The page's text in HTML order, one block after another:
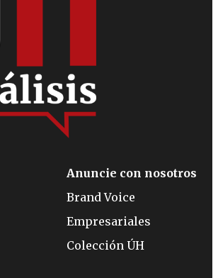
Anuncie con nosotros
Brand Voice
Empresariales
Colección ÚH